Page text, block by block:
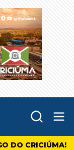
DO CRICIÚMA!